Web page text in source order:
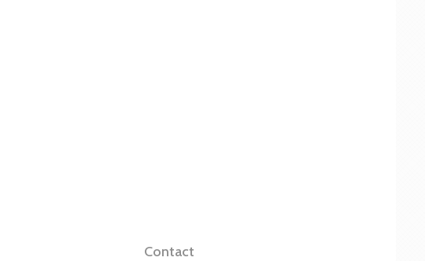
Contact